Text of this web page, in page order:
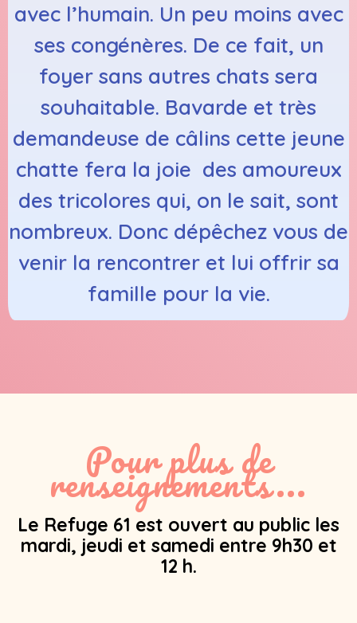
avec l’humain. Un peu moins avec
ses congénères. De ce fait, un
foyer sans autres chats sera
souhaitable. Bavarde et très
demandeuse de câlins cette jeune
chatte fera la joie des amoureux
des tricolores qui, on le sait, sont
nombreux. Donc dépêchez vous de
venir la rencontrer et lui offrir sa
famille pour la vie.
Pour plus de
renseignements...
Le Refuge 61 est ouvert au public les
mardi, jeudi et samedi entre 9h30 et
12 h.